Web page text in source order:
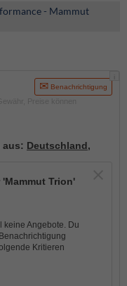
- Mammut
Benachrichtigung
aus: Deutschland,
Trion'
keine Angebote. Du
Kritieren